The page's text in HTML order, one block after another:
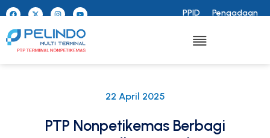
PPID Pengadaan
22 April 2025
PTP Nonpetikemas Berbagi